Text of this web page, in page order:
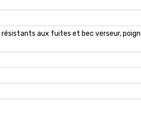
résistants aux fuites et bec verseur,